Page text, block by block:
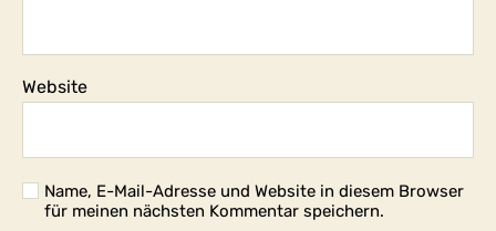
Website
Name, E-Mail-Adresse und Website in diesem Browser
für meinen nächsten Kommentar speichern.